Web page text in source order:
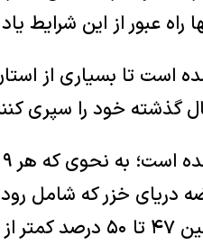
راه عبور از این شرایط
تا بسیاری از
دریای خزر که شامل
گرگان‌رود و مرداب انزلی است،